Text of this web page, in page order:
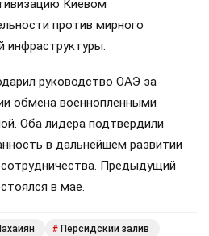
Киевом
против мирного
инфраструктуры.
руководство ОАЭ за
обмена военнопленными
Оба лидера подтвердили
в дальнейшем развитии
Предыдущий
в мае.
# Персидский залив